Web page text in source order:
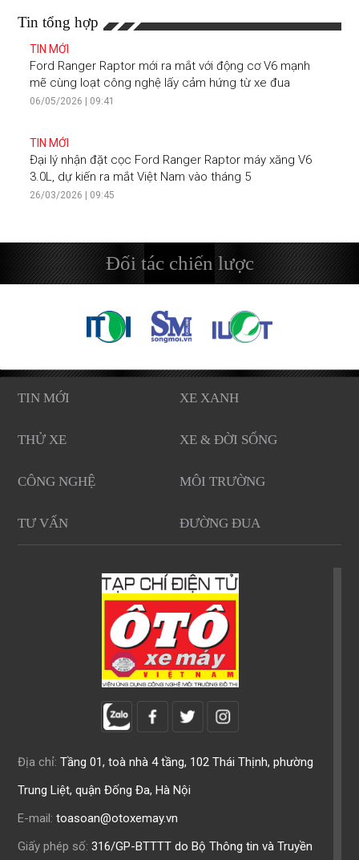
Tin tổng hợp
TIN MỚI
Ford Ranger Raptor mới ra mắt với động cơ V6 mạnh
mẽ cùng loạt công nghệ lấy cảm hứng từ xe đua
06/05/2026 | 09:41
TIN MỚI
Đại lý nhận đặt cọc Ford Ranger Raptor máy xăng V6
3.0L, dự kiến ra mắt Việt Nam vào tháng 5
26/03/2026 | 09:45
Đối tác chiến lược
TIN MỚI XE XANH
THỬ XE XE & ĐỜI SỐNG
CÔNG NGHỆ MÔI TRƯỜNG
TƯ VẤN ĐƯỜNG ĐUA
Địa chỉ: Tầng 01, toà nhà 4 tầng, 102 Thái Thịnh, phường
Trung Liệt, quận Đống Đa, Hà Nội
E-mail: toasoan@otoxemay.vn
Giấy phép số: 316/GP-BTTTT do Bộ Thông tin và Truyền